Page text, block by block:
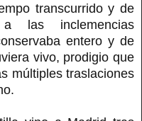
transcurrido y de
las inclemencias
entero y de
vivo, prodigio que
múltiples traslaciones